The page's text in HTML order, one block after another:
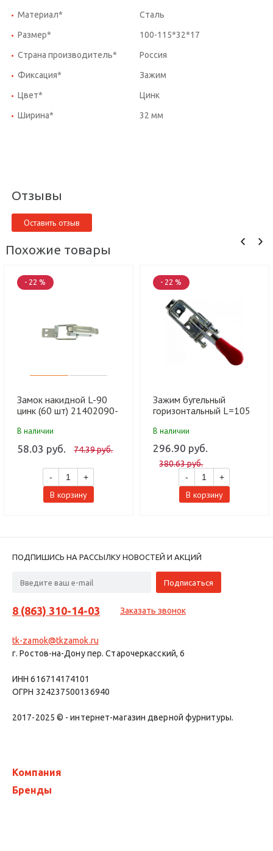
Материал* Сталь
Размер* 100-115*32*17
Страна производитель* Россия
Фиксация* Зажим
Цвет* Цинк
Ширина* 32 мм
Отзывы
Оставить отзыв
Похожие товары
- 22 %
Замок накидной L-90
цинк (60 шт) 21402090-
В наличии
58.03 руб. 74.39 руб.
- +
В корзину
- 22 %
Зажим бугельный
горизонтальный L=105
В наличии
296.90 руб.
380.63 руб.
-
+
В корзину
ПОДПИШИСЬ НА РАССЫЛКУ НОВОСТЕЙ И АКЦИЙ
8 (863) 310-14-03 Заказать звонок
tk-zamok@tkzamok.ru
г. Ростов-на-Дону пер. Старочеркасский, 6
ИНН 616714174101
ОГРН 324237500136940
2017-2025 © - интернет-магазин дверной фурнитуры.
Компания
Бренды